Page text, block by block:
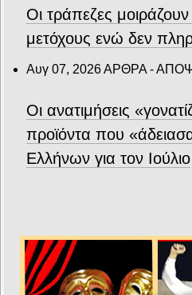
Οι τράπεζες
μετόχους ενώ δεν
Αυγ 07, 2026ΑΡΘΡΑ -
Οι ανατιμήσεις
προϊόντα που
Ελλήνων για τον Ιούλιο